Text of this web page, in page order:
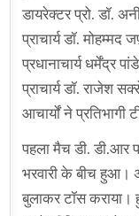
डायरेक्टर प्रो. डॉ.
प्राचार्य डॉ.
प्रधानाचार्य धर्मेंद्र
प्राचार्य डॉ. राजेश
आचार्यों ने
पहला मैच डी. डी.आर
भरवारी के बीच हुआ।
बुलाकर टॉस